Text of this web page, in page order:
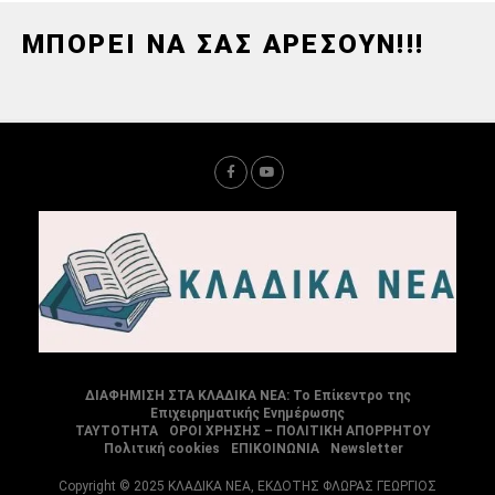
ΜΠΟΡΕΙ ΝΑ ΣΑΣ ΑΡΕΣΟΥΝ!!!
ΔΙΑΦΗΜΙΣΗ ΣΤΑ ΚΛΑΔΙΚΑ ΝΕΑ: Το Επίκεντρο της
Επιχειρηματικής Ενημέρωσης
ΤΑΥΤΟΤΗΤΑ
ΟΡΟΙ ΧΡΗΣΗΣ – ΠΟΛΙΤΙΚΗ ΑΠΟΡΡΗΤΟΥ
Πολιτική cookies
ΕΠΙΚΟΙΝΩΝΙΑ Newsletter
Copyright © 2025 ΚΛΑΔΙΚΑ ΝΕΑ, ΕΚΔΟΤΗΣ ΦΛΩΡΑΣ ΓΕΩΡΓΙΟΣ